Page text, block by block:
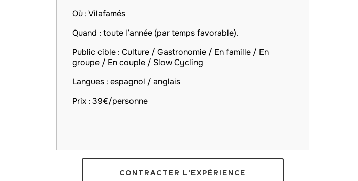
Où : Vilafamés
Quand : toute l’année (par temps favorable).
Public cible : Culture / Gastronomie / En famille / En
groupe / En couple / Slow Cycling
Langues : espagnol / anglais
Prix : 39€/personne
CONTRACTER L'EXPÉRIENCE